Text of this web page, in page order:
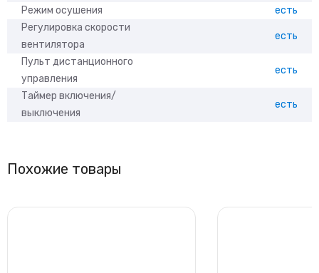
Режим осушения
есть
Регулировка скорости
вентилятора
есть
Пульт дистанционного
управления
есть
Таймер включения/
выключения
есть
Похожие товары